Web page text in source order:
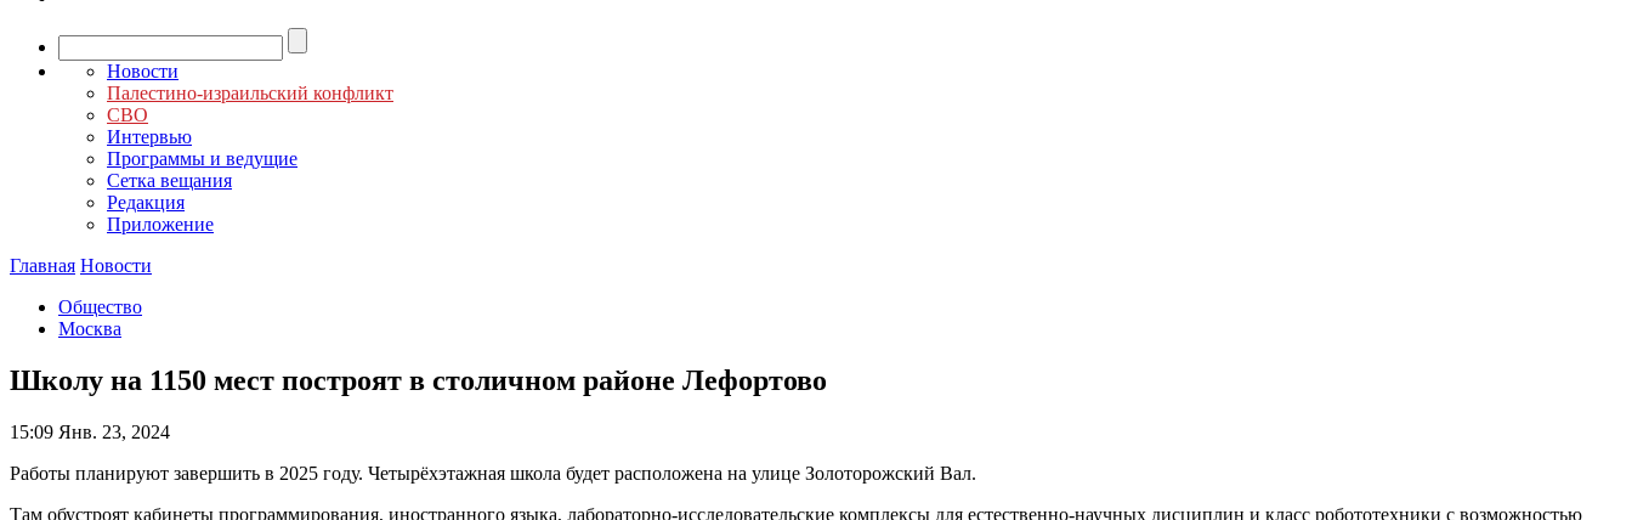
Новости
Палестино-израильский конфликт
СВО
Интервью
Программы и ведущие
Сетка вещания
Редакция
Приложение
Главная Новости
Общество
Москва
Школу на 1150 мест построят в столичном районе Лефортово
15:09 Янв. 23, 2024
Работы планируют завершить в 2025 году. Четырёхэтажная школа будет расположена на улице Золоторожский Вал.
Там обустроят кабинеты программирования, иностранного языка, лабораторно-исследовательские комплексы для естественно-научных дисциплин и класс робототехники с возможностью